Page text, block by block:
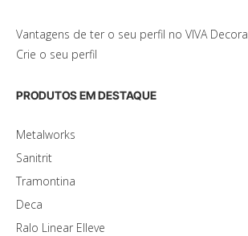
Vantagens de ter o seu perfil no VIVA Decora
Crie o seu perfil
PRODUTOS EM DESTAQUE
Metalworks
Sanitrit
Tramontina
Deca
Ralo Linear Elleve